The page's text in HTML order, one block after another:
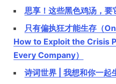
思享！这些黑色鸡汤，要
只有偏执狂才能生存（
How to Exploit the Crisis
Every Company）
诗词世界 | 我想和你一起